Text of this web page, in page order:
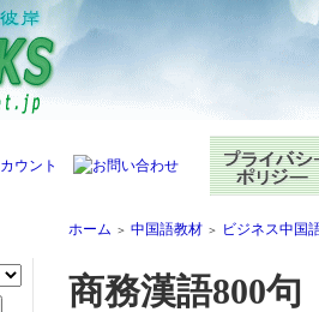
ホーム ＞ 中国語教材 ＞ ビジネス中国
商務漢語800句